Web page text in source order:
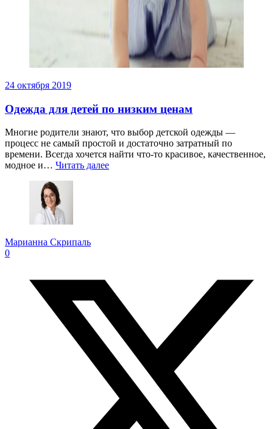
24 октября 2019
Одежда для детей по низким ценам
Многие родители знают, что выбор детской одежды —
процесс не самый простой и достаточно затратный по
времени. Всегда хочется найти что-то красивое, качественное,
модное и… Читать далее
Марианна Скрипаль
0